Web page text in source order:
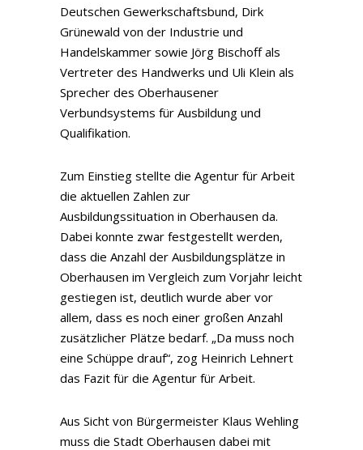
Deutschen Gewerkschaftsbund, Dirk
Grünewald von der Industrie und
Handelskammer sowie Jörg Bischoff als
Vertreter des Handwerks und Uli Klein als
Sprecher des Oberhausener
Verbundsystems für Ausbildung und
Qualifikation.
Zum Einstieg stellte die Agentur für Arbeit
die aktuellen Zahlen zur
Ausbildungssituation in Oberhausen da.
Dabei konnte zwar festgestellt werden,
dass die Anzahl der Ausbildungsplätze in
Oberhausen im Vergleich zum Vorjahr leicht
gestiegen ist, deutlich wurde aber vor
allem, dass es noch einer großen Anzahl
zusätzlicher Plätze bedarf. „Da muss noch
eine Schüppe drauf“, zog Heinrich Lehnert
das Fazit für die Agentur für Arbeit.
Aus Sicht von Bürgermeister Klaus Wehling
muss die Stadt Oberhausen dabei mit